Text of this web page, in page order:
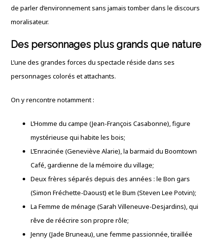
de parler d’environnement sans jamais tomber dans le discours
moralisateur.
Des personnages plus grands que nature
L’une des grandes forces du spectacle réside dans ses
personnages colorés et attachants.
On y rencontre notamment :
L’Homme du campe (Jean-François Casabonne), figure
mystérieuse qui habite les bois;
L’Enracinée (Geneviève Alarie), la barmaid du Boomtown
Café, gardienne de la mémoire du village;
Deux frères séparés depuis des années : le Bon gars
(Simon Fréchette-Daoust) et le Bum (Steven Lee Potvin);
La Femme de ménage (Sarah Villeneuve-Desjardins), qui
rêve de réécrire son propre rôle;
Jenny (Jade Bruneau), une femme passionnée, tiraillée